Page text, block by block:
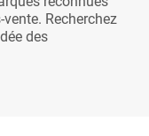
Recherchez
des